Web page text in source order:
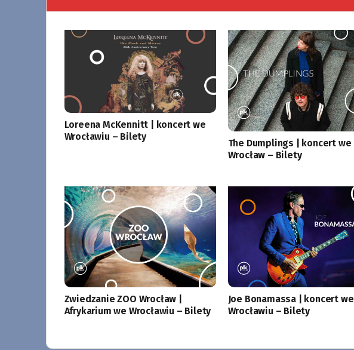
Loreena McKennitt | koncert we
Wrocławiu – Bilety
The Dumplings | koncert we
Wrocław – Bilety
Zwiedzanie ZOO Wrocław |
Afrykarium we Wrocławiu – Bilety
Joe Bonamassa | koncert we
Wrocławiu – Bilety